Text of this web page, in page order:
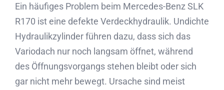
Ein häufiges Problem beim Mercedes-Benz SLK
R170 ist eine defekte Verdeckhydraulik. Undichte
Hydraulikzylinder führen dazu, dass sich das
Variodach nur noch langsam öffnet, während
des Öffnungsvorgangs stehen bleibt oder sich
gar nicht mehr bewegt. Ursache sind meist